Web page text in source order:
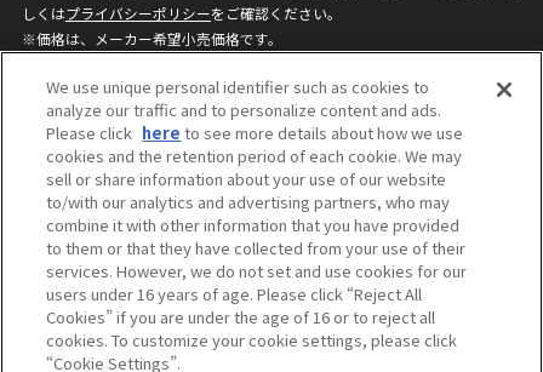
しくはプライバシーポリシーをご確認ください。
※価格は、メーカー希望小売価格です。
ざいますのでご了承ください。
privacypolicy
Do Not Sell or Share My
Personal Information
ウェブサイトご利用条件
ソーシャルメディアポリシー
個人情報保護方針
お問い合わせ
©BANDAI
We use unique personal identifier such as cookies to
analyze our traffic and to personalize content and ads.
Please click here to see more details about how we use
cookies and the retention period of each cookie. We may
sell or share information about your use of our website
to/with our analytics and advertising partners, who may
combine it with other information that you have provided
to them or that they have collected from your use of their
services. However, we do not set and use cookies for our
users under 16 years of age. Please click “Reject All
Cookies” if you are under the age of 16 or to reject all
cookies. To customize your cookie settings, please click
“Cookie Settings”.